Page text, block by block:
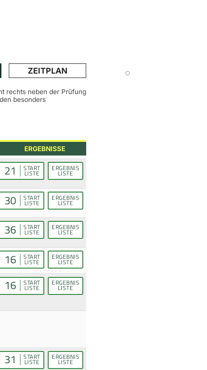
ZEITPLAN
rechts neben der Prüfung
besonders
ERGEBNISSE
21 START
LISTE
ERGEBNIS
LISTE
30 START
LISTE
ERGEBNIS
LISTE
36 START
LISTE
ERGEBNIS
LISTE
16 START
LISTE
ERGEBNIS
LISTE
16 START
LISTE
ERGEBNIS
LISTE
31 START
LISTE
ERGEBNIS
LISTE